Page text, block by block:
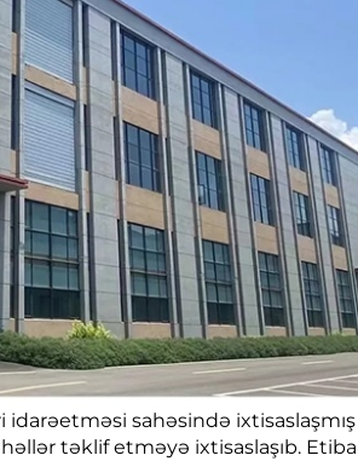
sahəsində
təklif etməyə ixtisaslaşıb.